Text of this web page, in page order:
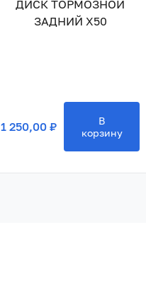
ДИСК ТОРМОЗНОЙ
ЗАДНИЙ X50
1 250,00 ₽
В
корзину